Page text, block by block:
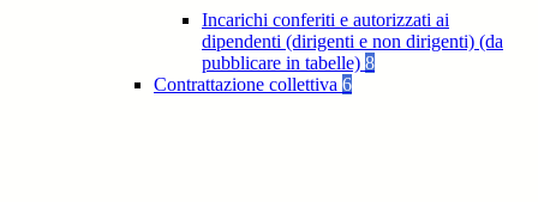
Incarichi conferiti e autorizzati ai
dipendenti (dirigenti e non dirigenti) (da
pubblicare in tabelle) 8
Contrattazione collettiva 6